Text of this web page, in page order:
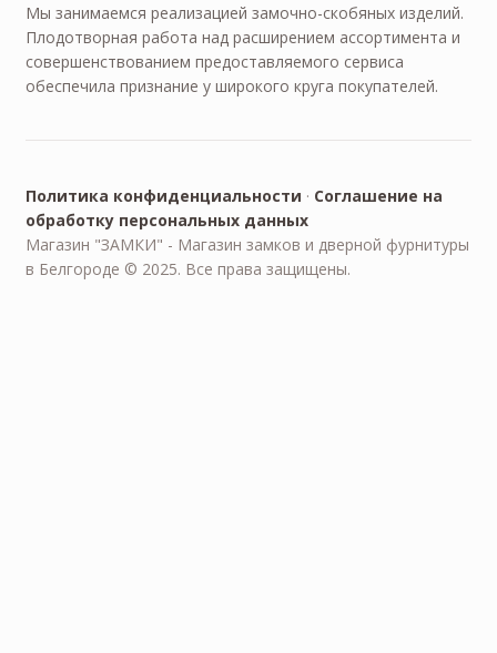
Мы занимаемся реализацией замочно-скобяных изделий.
Плодотворная работа над расширением ассортимента и
совершенствованием предоставляемого сервиса
обеспечила признание у широкого круга покупателей.
Политика конфиденциальности · Соглашение на
обработку персональных данных
Магазин "ЗАМКИ" - Магазин замков и дверной фурнитуры
в Белгороде © 2025. Все права защищены.